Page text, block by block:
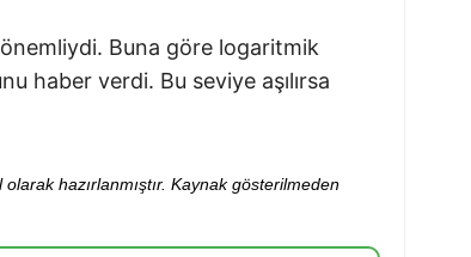
önemliydi. Buna göre logaritmik
haber verdi. Bu seviye aşılırsa
hazırlanmıştır. Kaynak gösterilmeden